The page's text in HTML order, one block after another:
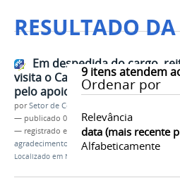
RESULTADO
9itens atendem
Ordenar por
Relevância
data (mais recente
Alfabeticamente
Em despedida do cargo,
visita o Campus para
pelo apoio durante sua gestão
porSetor de Comunicação
— publicado 06/09/2023
— registrado em:
visita,reitor,despedida,
agradecimento
gestão local
Localizado em Notícias